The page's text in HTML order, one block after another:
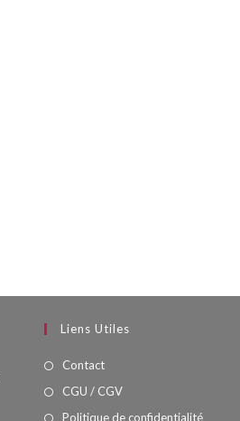
Liens Utiles
Contact
CGU / CGV
Politique de confidentialité